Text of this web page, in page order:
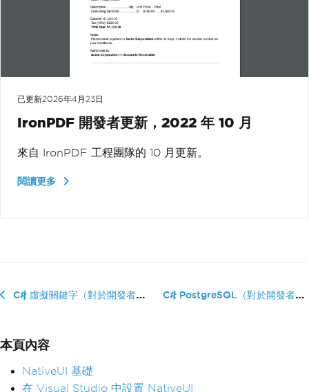
已更新2026年4月23日
IronPDF 開發者更新，2022 年 10 月
來自 IronPDF 工程團隊的 10 月更新。
閱讀更多
C# 虛擬關鍵字（對於開發者的運行原理） C# PostgreSQL（對於開發者的�...
本頁內容
NativeUI 基礎
在 Visual Studio 中設置 NativeUI